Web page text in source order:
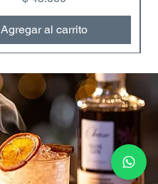
Agregar al carrito